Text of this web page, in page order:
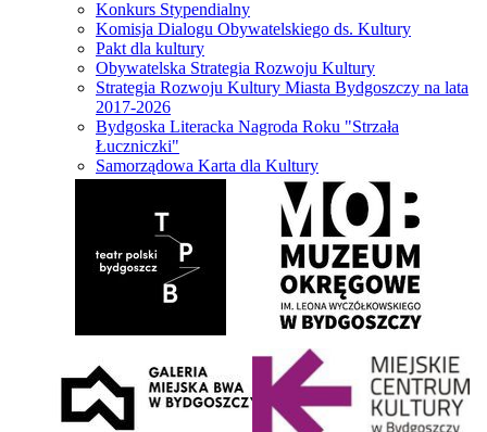
Konkurs Stypendialny
Komisja Dialogu Obywatelskiego ds. Kultury
Pakt dla kultury
Obywatelska Strategia Rozwoju Kultury
Strategia Rozwoju Kultury Miasta Bydgoszczy na lata
2017-2026
Bydgoska Literacka Nagroda Roku "Strzała
Łuczniczki"
Samorządowa Karta dla Kultury